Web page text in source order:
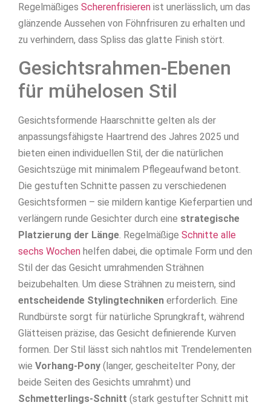
Regelmäßiges Scherenfrisieren ist unerlässlich, um das
glänzende Aussehen von Föhnfrisuren zu erhalten und
zu verhindern, dass Spliss das glatte Finish stört.
Gesichtsrahmen-Ebenen
für mühelosen Stil
Gesichtsformende Haarschnitte gelten als der
anpassungsfähigste Haartrend des Jahres 2025 und
bieten einen individuellen Stil, der die natürlichen
Gesichtszüge mit minimalem Pflegeaufwand betont.
Die gestuften Schnitte passen zu verschiedenen
Gesichtsformen – sie mildern kantige Kieferpartien und
verlängern runde Gesichter durch eine strategische
Platzierung der Länge. Regelmäßige Schnitte alle
sechs Wochen helfen dabei, die optimale Form und den
Stil der das Gesicht umrahmenden Strähnen
beizubehalten. Um diese Strähnen zu meistern, sind
entscheidende Stylingtechniken erforderlich. Eine
Rundbürste sorgt für natürliche Sprungkraft, während
Glätteisen präzise, das Gesicht definierende Kurven
formen. Der Stil lässt sich nahtlos mit Trendelementen
wie Vorhang-Pony (langer, gescheitelter Pony, der
beide Seiten des Gesichts umrahmt) und
Schmetterlings-Schnitt (stark gestufter Schnitt mit